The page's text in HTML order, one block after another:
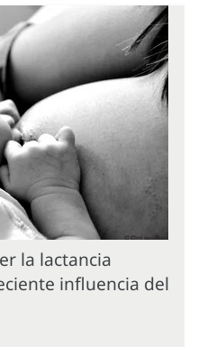
la lactancia
influencia del